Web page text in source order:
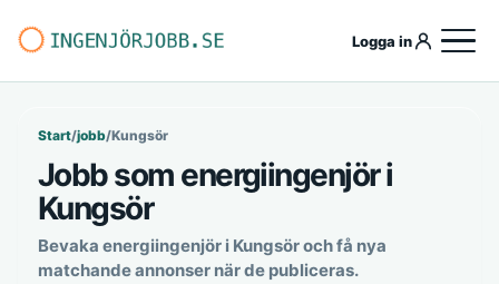
Logga in
Start/jobb/Kungsör
Jobb som energiingenjör i
Kungsör
Bevaka energiingenjör i Kungsör och få nya
matchande annonser när de publiceras.